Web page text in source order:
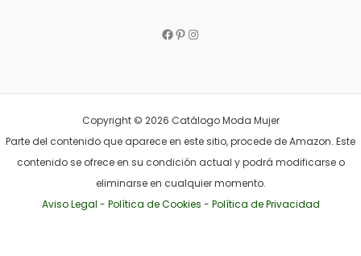
Facebook
Pinterest
Instagram
Copyright © 2026 Catálogo Moda Mujer
Parte del contenido que aparece en este sitio, procede de Amazon. Este
contenido se ofrece en su condición actual y podrá modificarse o
eliminarse en cualquier momento.
Aviso Legal - Política de Cookies - Política de Privacidad